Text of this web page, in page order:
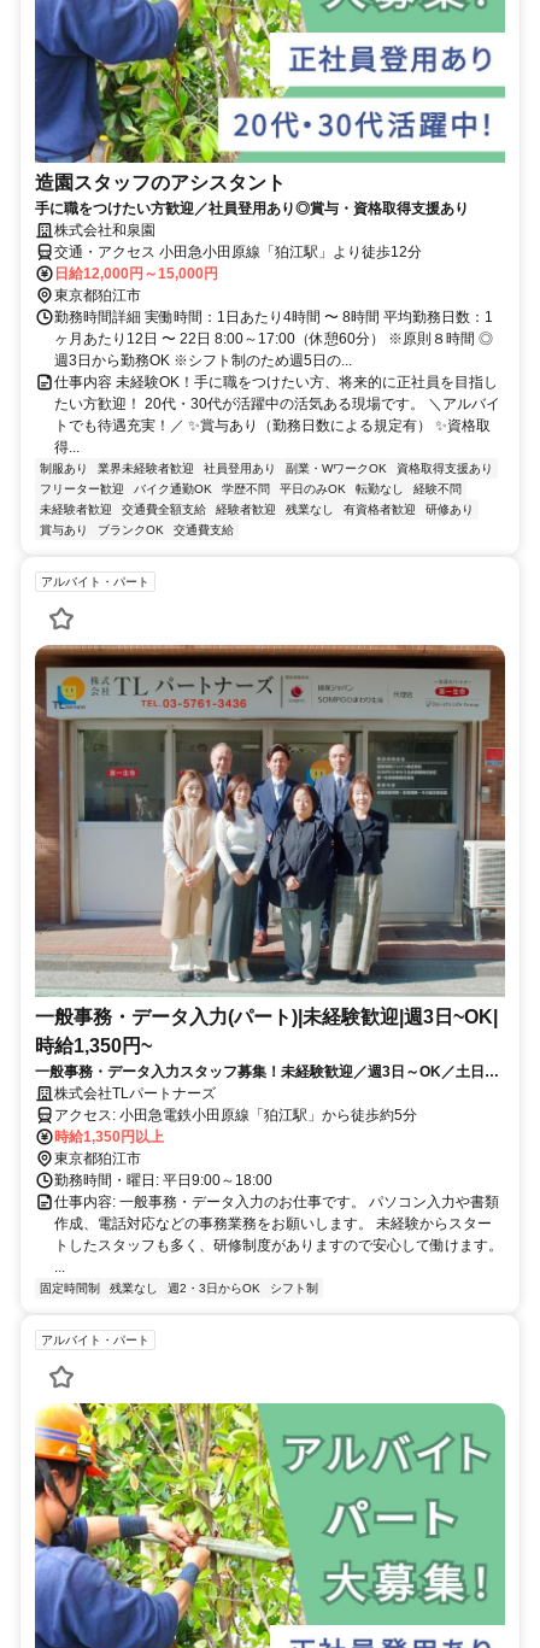
造園スタッフのアシスタント
手に職をつけたい方歓迎／社員登用あり◎賞与・資格取得支援あり
株式会社和泉園
交通・アクセス 小田急小田原線「狛江駅」より徒歩12分
日給12,000円～15,000円
東京都狛江市
勤務時間詳細 実働時間：1日あたり4時間 〜 8時間 平均勤務日数：1
ヶ月あたり12日 〜 22日 8:00～17:00（休憩60分） ※原則８時間 ◎
週3日から勤務OK ※シフト制のため週5日の...
仕事内容 未経験OK！手に職をつけたい方、将来的に正社員を目指し
たい方歓迎！ 20代・30代が活躍中の活気ある現場です。 ＼アルバイ
トでも待遇充実！／ ✨賞与あり（勤務日数による規定有） ✨資格取
得...
制服あり 業界未経験者歓迎 社員登用あり 副業・WワークOK
資格取得支援あり
フリーター歓迎
バイク通勤OK 学歴不問 平日のみOK 転勤なし
経験不問
未経験者歓迎
交通費全額支給 経験者歓迎 残業なし 有資格者歓迎
研修あり
賞与あり
ブランクOK 交通費支給
アルバイト・パート
一般事務・データ入力(パート)|未経験歓迎|週3日~OK|
時給1,350円~
一般事務・データ入力スタッフ募集！未経験歓迎／週3日～OK／土日祝
休み／残業なし／服装自由／研修充実
株式会社TLパートナーズ
アクセス: 小田急電鉄小田原線「狛江駅」から徒歩約5分
時給1,350円以上
東京都狛江市
勤務時間・曜日: 平日9:00～18:00
仕事内容: 一般事務・データ入力のお仕事です。 パソコン入力や書類
作成、電話対応などの事務業務をお願いします。 未経験からスター
トしたスタッフも多く、研修制度がありますので安心して働けます。
...
固定時間制 残業なし 週2・3日からOK シフト制
アルバイト・パート